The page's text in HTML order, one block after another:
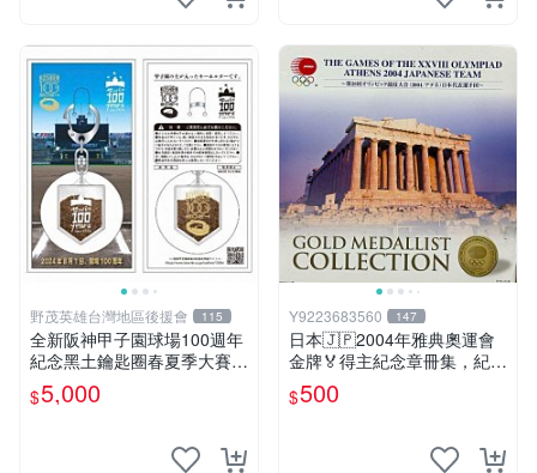
野茂英雄台灣地區後援會 115
全新阪神甲子園球場100週年
紀念黑土鑰匙圈春夏季大賽兩
款合拍，非賣品
$5,000
Y9223683560 147
日本🇯🇵2004年雅典奧運會
金牌🏅得主紀念章冊集，紀念
章共15枚
$500